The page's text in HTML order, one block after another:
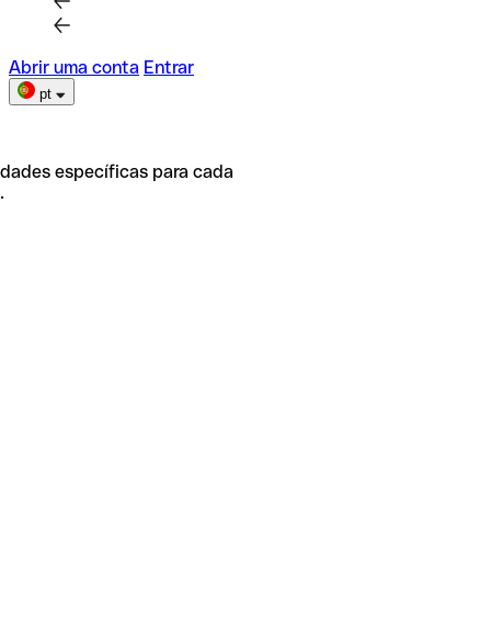
Abrir uma conta Entrar
pt
específicas para cada